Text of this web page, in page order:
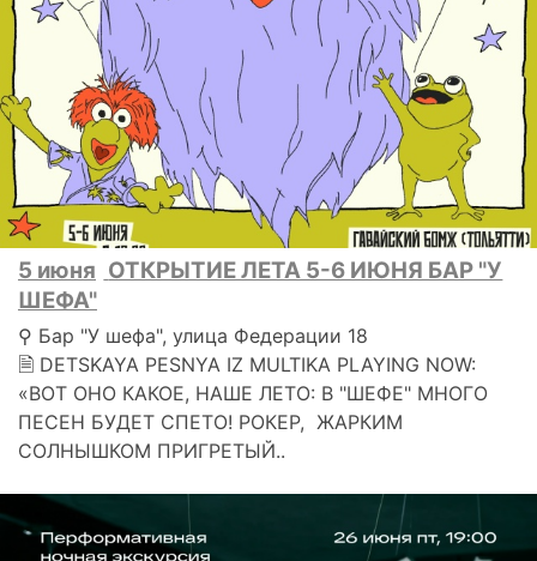
5 июня ОТКРЫТИЕ ЛЕТА 5-6 ИЮНЯ БАР "У
ШЕФА"
⚲ Бар "У шефа", улица Федерации 18
🗎 DETSKAYA PESNYA IZ MULTIKA PLAYING NOW:
«ВОТ ОНО КАКОЕ, НАШЕ ЛЕТО: В "ШЕФЕ" МНОГО
ПЕСЕН БУДЕТ СПЕТО! РОКЕР, ЖАРКИМ
СОЛНЫШКОМ ПРИГРЕТЫЙ..